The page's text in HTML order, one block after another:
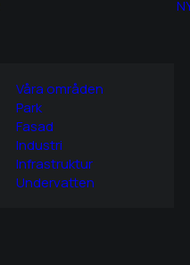
Våra områden
Park
Fasad
Industri
Infrastruktur
Undervatten